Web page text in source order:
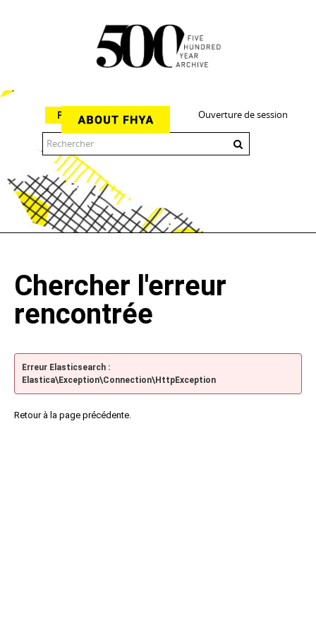
Ouverture de session
Parcourir
Chercher l'erreur
rencontrée
Erreur Elasticsearch :
Elastica\Exception\Connection\HttpException
Retour à la page précédente.